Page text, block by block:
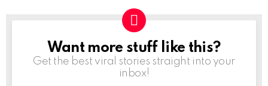
NEWSLETTER
Want more stuff like this?
Get the best viral stories straight into your
inbox!